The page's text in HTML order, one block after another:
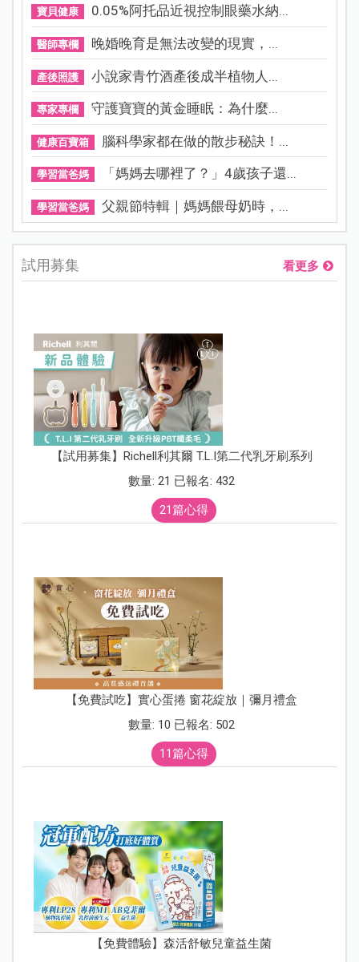
寶貝健康 0.05%阿托品近視控制眼藥水納...
醫師專欄 晚婚晚育是無法改變的現實，...
產後照護 小說家青竹酒產後成半植物人...
專家專欄 守護寶寶的黃金睡眠：為什麼...
健康百寶箱 腦科學家都在做的散步秘訣！...
學習當爸媽 「媽媽去哪裡了？」4歲孩子還...
學習當爸媽 父親節特輯｜媽媽餵母奶時，...
試用募集 看更多
【試用募集】Richell利其爾 T.L.I第二代乳牙刷系列
數量: 21 已報名: 432
21篇心得
【免費試吃】實心蛋捲 窗花綻放｜彌月禮盒
數量: 10 已報名: 502
11篇心得
【免費體驗】森活舒敏兒童益生菌